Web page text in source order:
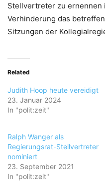
Stellvertreter zu ernennen
Verhinderung das
Sitzungen der
Related
Judith Hoop heute vereidigt
23. Januar 2024
In "polit:zeit"
Ralph Wanger als
Regierungsrat-Stellvertreter
nominiert
23. September 2021
In "polit:zeit"